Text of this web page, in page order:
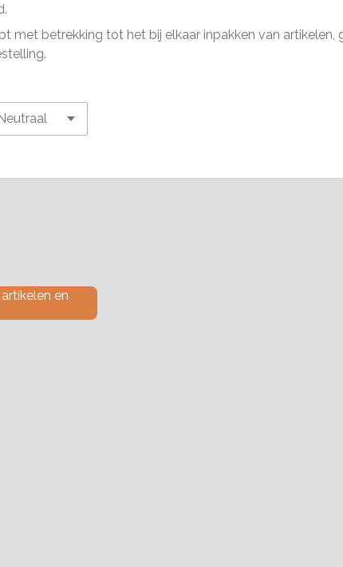
met betrekking tot het bij elkaar inpakken van artikelen,
en